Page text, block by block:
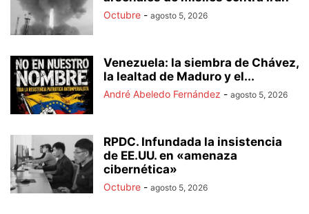
Octubre - agosto 5, 2026
Venezuela: la siembra de Chávez,
la lealtad de Maduro y el...
André Abeledo Fernández - agosto 5, 2026
RPDC. Infundada la insistencia
de EE.UU. en «amenaza
cibernética»
Octubre - agosto 5, 2026